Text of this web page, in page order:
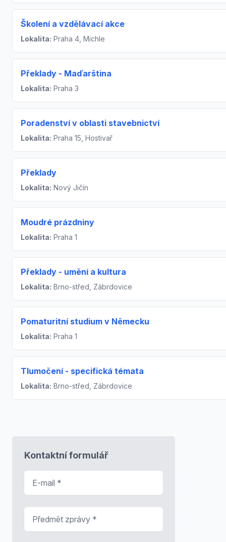
Školení a vzdělávací akce
Lokalita: Praha 4, Michle
Překlady - Maďarština
Lokalita: Praha 3
Poradenství v oblasti stavebnictví
Lokalita: Praha 15, Hostivař
Překlady
Lokalita: Nový Jičín
Moudré prázdniny
Lokalita: Praha 1
Překlady - umění a kultura
Lokalita: Brno-střed, Zábrdovice
Pomaturitní studium v Německu
Lokalita: Praha 1
Tlumočení - specifická témata
Lokalita: Brno-střed, Zábrdovice
Kontaktní formulář